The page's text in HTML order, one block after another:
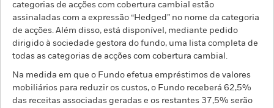
categorias de acções com cobertura cambial estão
assinaladas com a expressão “Hedged” no nome da categoria
de acções. Além disso, está disponível, mediante pedido
dirigido à sociedade gestora do fundo, uma lista completa de
todas as categorias de acções com cobertura cambial.
Na medida em que o Fundo efetua empréstimos de valores
mobiliários para reduzir os custos, o Fundo receberá 62,5%
das receitas associadas geradas e os restantes 37,5% serão